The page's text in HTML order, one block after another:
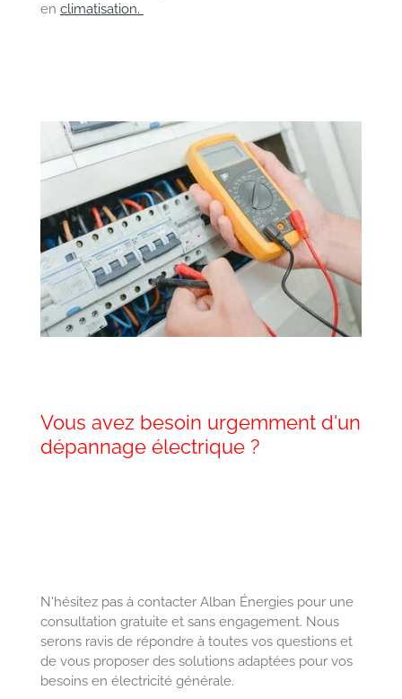
en climatisation.
Vous avez besoin urgemment d'un
dépannage électrique ?
N'hésitez pas à contacter Alban Énergies pour une
consultation gratuite et sans engagement. Nous
serons ravis de répondre à toutes vos questions et
de vous proposer des solutions adaptées pour vos
besoins en électricité générale.